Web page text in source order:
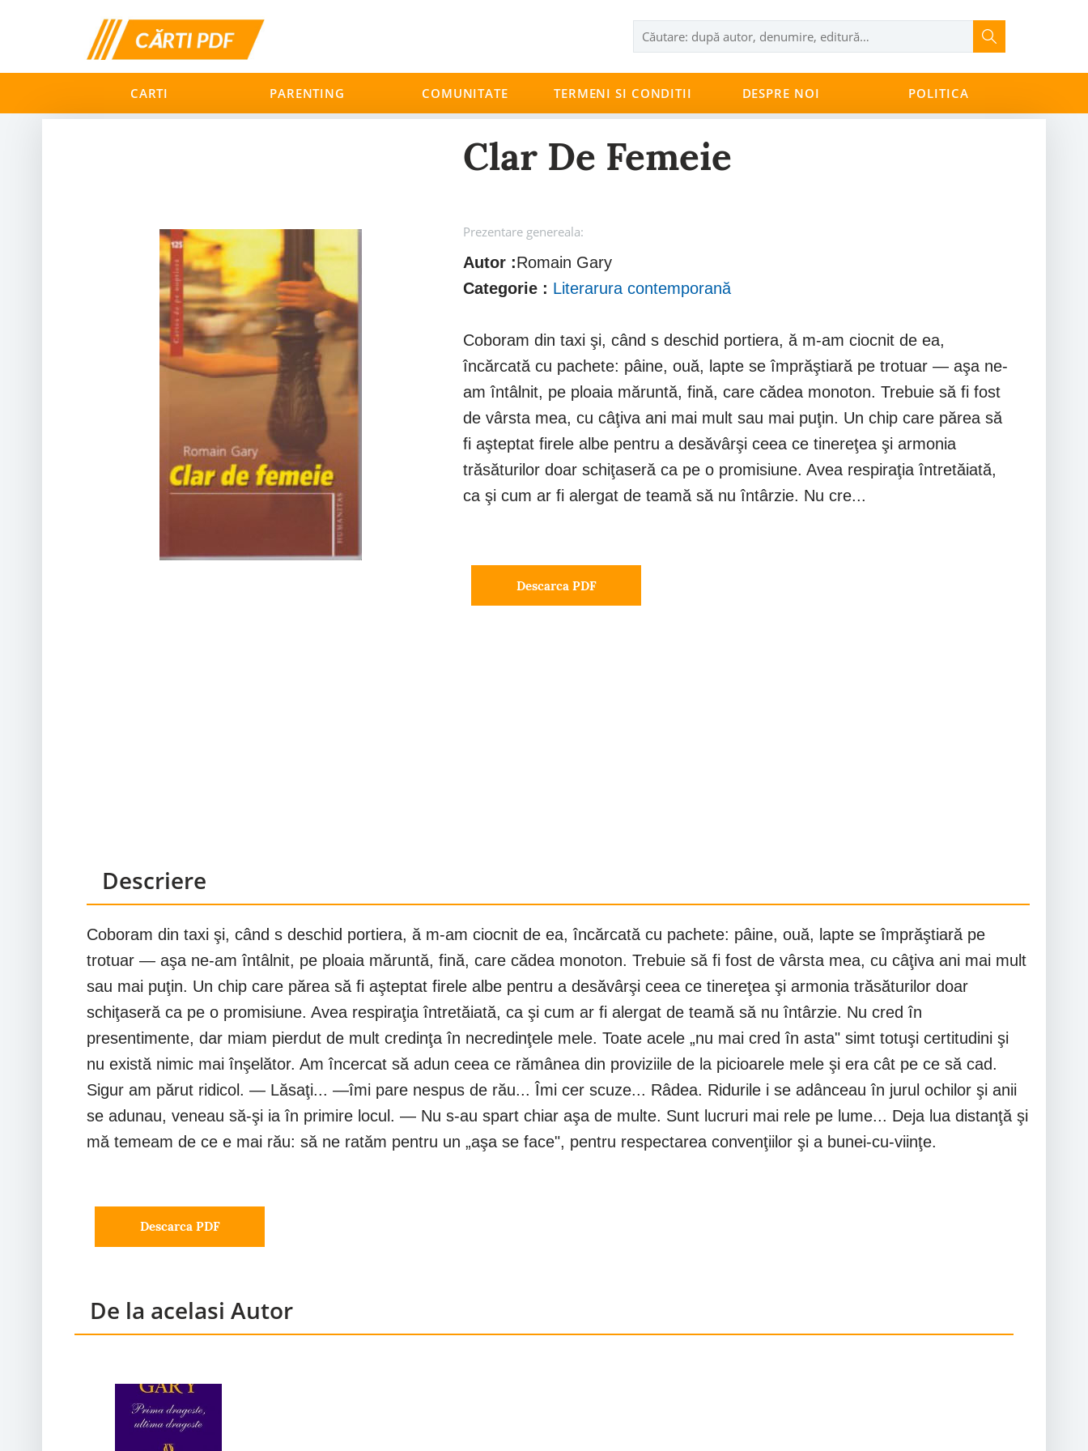
CARTI PARENTING COMUNITATE TERMENI SI CONDITII DESPRE NOI POLITICA
Clar De Femeie
Prezentare genereala:
Autor :Romain Gary
Categorie : Literarura contemporană
Coboram din taxi şi, când s deschid portiera, ă m-am ciocnit de ea,
încărcată cu pachete: pâine, ouă, lapte se împrăştiară pe trotuar — aşa ne-
am întâlnit, pe ploaia măruntă, fină, care cădea monoton. Trebuie să fi fost
de vârsta mea, cu câţiva ani mai mult sau mai puţin. Un chip care părea să
fi aşteptat firele albe pentru a desăvârşi ceea ce tinereţea şi armonia
trăsăturilor doar schiţaseră ca pe o promisiune. Avea respiraţia întretăiată,
ca şi cum ar fi alergat de teamă să nu întârzie. Nu cre...
Descarca PDF
Descriere
Coboram din taxi şi, când s deschid portiera, ă m-am ciocnit de ea, încărcată cu pachete: pâine, ouă, lapte se împrăştiară pe
trotuar — aşa ne-am întâlnit, pe ploaia măruntă, fină, care cădea monoton. Trebuie să fi fost de vârsta mea, cu câţiva ani mai mult
sau mai puţin. Un chip care părea să fi aşteptat firele albe pentru a desăvârşi ceea ce tinereţea şi armonia trăsăturilor doar
schiţaseră ca pe o promisiune. Avea respiraţia întretăiată, ca şi cum ar fi alergat de teamă să nu întârzie. Nu cred în
presentimente, dar miam pierdut de mult credinţa în necredinţele mele. Toate acele „nu mai cred în asta" simt totuşi certitudini şi
nu există nimic mai înşelător. Am încercat să adun ceea ce rămânea din proviziile de la picioarele mele şi era cât pe ce să cad.
Sigur am părut ridicol. — Lăsaţi... —îmi pare nespus de rău... Îmi cer scuze... Râdea. Ridurile i se adânceau în jurul ochilor şi anii
se adunau, veneau să-şi ia în primire locul. — Nu s-au spart chiar aşa de multe. Sunt lucruri mai rele pe lume... Deja lua distanţă şi
mă temeam de ce e mai rău: să ne ratăm pentru un „aşa se face", pentru respectarea convenţiilor şi a bunei-cu-viinţe.
Descarca PDF
De la acelasi Autor